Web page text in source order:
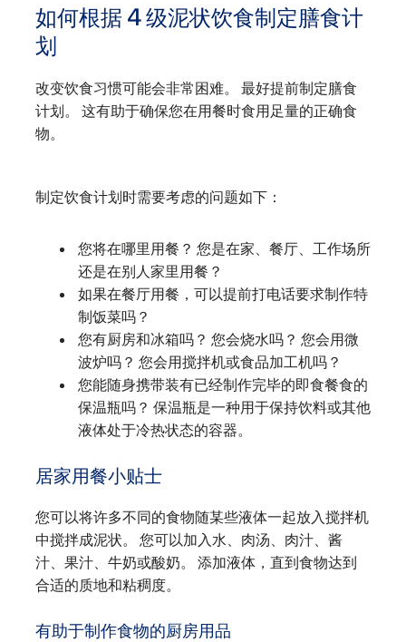
如何根据 4 级泥状饮食制定膳食计
划
改变饮食习惯可能会非常困难。 最好提前制定膳食
计划。 这有助于确保您在用餐时食用足量的正确食
物。
制定饮食计划时需要考虑的问题如下：
您将在哪里用餐？ 您是在家、餐厅、工作场所
还是在别人家里用餐？
如果在餐厅用餐，可以提前打电话要求制作特
制饭菜吗？
您有厨房和冰箱吗？ 您会烧水吗？ 您会用微
波炉吗？ 您会用搅拌机或食品加工机吗？
您能随身携带装有已经制作完毕的即食餐食的
保温瓶吗？ 保温瓶是一种用于保持饮料或其他
液体处于冷热状态的容器。
居家用餐小贴士
您可以将许多不同的食物随某些液体一起放入搅拌机
中搅拌成泥状。 您可以加入水、肉汤、肉汁、酱
汁、果汁、牛奶或酸奶。 添加液体，直到食物达到
合适的质地和粘稠度。
有助于制作食物的厨房用品